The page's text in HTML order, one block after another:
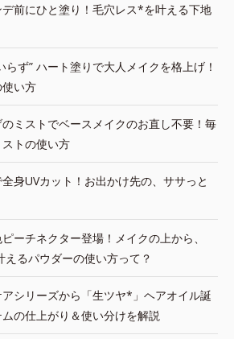
デ前にひと塗り！毛穴レス*を叶える下地
らず” ハート塗りで大人メイクを格上げ！
い方
のミストでベースメイクのお直し不要！毎
トの使い方
全身UVカット！お出かけ先の、ササっと
ーチネクター登場！メイクの上から、
えるパウダーの使い方って？
アシリーズから「生ツヤ*」ヘアオイル誕
の仕上がり＆使い分けを解説